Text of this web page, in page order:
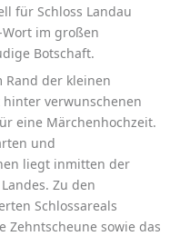
für Schloss Landau
im großen
Botschaft.
Rand der kleinen
verwunschenen
eine Märchenhochzeit.
und
liegt inmitten der
Zu den
Schlossareals
Zehntscheune sowie das